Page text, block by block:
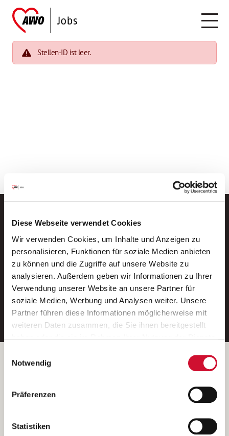
Diese Webseite verwendet Cookies
Wir verwenden Cookies, um Inhalte und Anzeigen zu
personalisieren, Funktionen für soziale Medien anbieten
zu können und die Zugriffe auf unsere Website zu
analysieren. Außerdem geben wir Informationen zu Ihrer
Verwendung unserer Website an unsere Partner für
soziale Medien, Werbung und Analysen weiter. Unsere
Partner führen diese Informationen möglicherweise mit
weiteren Daten zusammen, die Sie ihnen bereitgestellt
Wenn Sie auf „Cookies zulassen“ klicken, so stimmen
Sie der Speicherung sämtlicher Cookies zu. Sie können
Ihre Einwilligung selbstverständlich jederzeit widerrufen,
indem Sie die Cookie-Einstellungen aufrufen und diese
unsererDatenschutzerklärung
Notwendig
Präferenzen
Statistiken
Stellen-ID ist leer.
Neue Stellen per E-Mail.
Ein kostenloser Service von AWO
Jobs.
E-Mail-Adresse eintragen
Betreiber der Webseite
Kantstraße 45a
(Ein Tochterunternehmen des AWO Bezirksverbandes Unterfranken
e.V.)